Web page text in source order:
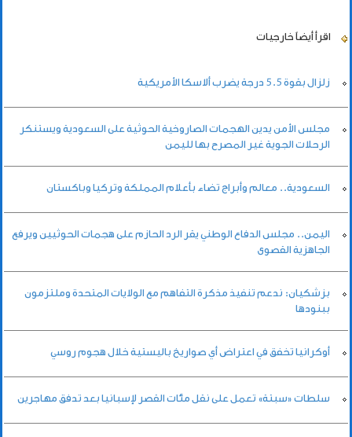
اقرأ أيضاً خارجيات
زلزال بقوة 5.5 درجة يضرب ألاسكا الأمريكية
مجلس الأمن يدين الهجمات الصاروخية الحوثية على السعودية ويستنكر
الرحلات الجوية غير المصرح بها لليمن
السعودية.. معالم وأبراج تضاء بأعلام المملكة وتركيا وباكستان
اليمن.. مجلس الدفاع الوطني يقر الرد الحازم على هجمات الحوثيين ويرفع
الجاهزية القصوى
بزشكيان: ندعم تنفيذ مذكرة التفاهم مع الولايات المتحدة وملتزمون
ببنودها
أوكرانيا تخفق في اعتراض أي صواريخ باليستية خلال هجوم روسي
سلطات «سبتة» تعمل على نقل مئات القصر لإسبانيا بعد تدفق مهاجرين